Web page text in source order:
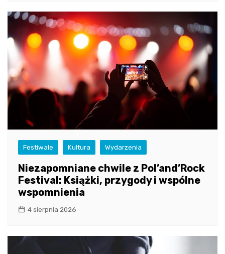
Festiwale Kultura Wydarzenia
Niezapomniane chwile z Pol’and’Rock
Festival: Książki, przygody i wspólne
wspomnienia
4 sierpnia 2026